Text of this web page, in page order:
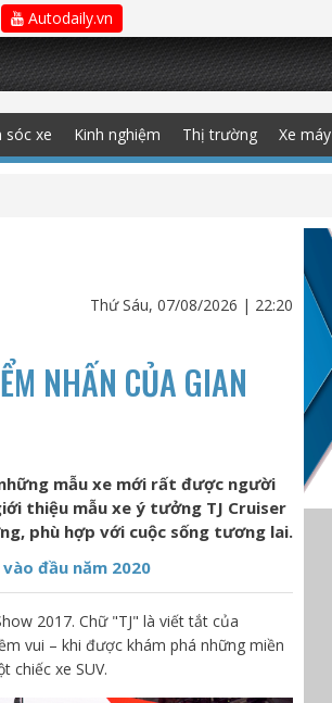
Autodaily.vn
sóc xe Kinh nghiệm Thị trường Xe máy
Thứ Sáu, 07/08/2026 | 22:20
NHẤN CỦA GIAN
mẫu xe mới rất được người
thiệu mẫu xe ý tưởng TJ Cruiser
phù hợp với cuộc sống tương lai.
đầu năm 2020
2017. Chữ "TJ" là viết tắt của
vui – khi được khám phá những miền
chiếc xe SUV.